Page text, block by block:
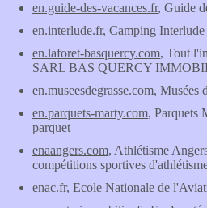
en.guide-des-vacances.fr, Guide
en.interlude.fr, Camping Interlude
en.laforet-basquercy.com, Tout
SARL BAS QUERCY
en.museesdegrasse.com, Musées
en.parquets-marty.com, Parquets
parquet
enaangers.com, Athlétisme
compétitions sportives
enac.fr, Ecole Nationale de